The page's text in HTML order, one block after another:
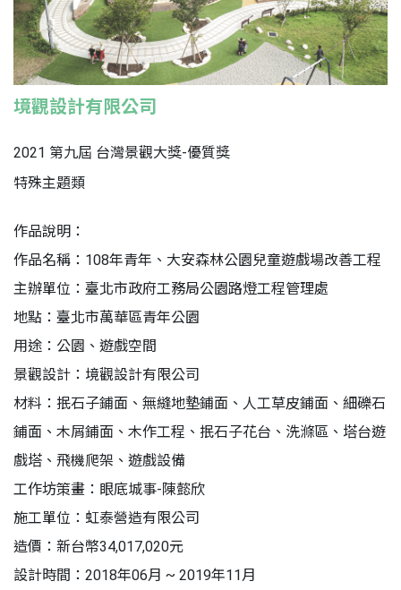
境觀設計有限公司
2021 第九屆 台灣景觀大獎-優質獎
特殊主題類
作品說明：
作品名稱：108年青年、大安森林公園兒童遊戲場改善工程
主辦單位：臺北市政府工務局公園路燈工程管理處
地點：臺北市萬華區青年公園
用途：公園、遊戲空間
景觀設計：境觀設計有限公司
材料：抿石子鋪面、無縫地墊鋪面、人工草皮鋪面、細礫石
鋪面、木屑鋪面、木作工程、抿石子花台、洗滌區、塔台遊
戲塔、飛機爬架、遊戲設備
工作坊策畫：眼底城事-陳懿欣
施工單位：虹泰營造有限公司
造價：新台幣34,017,020元
設計時間：2018年06月 ~ 2019年11月